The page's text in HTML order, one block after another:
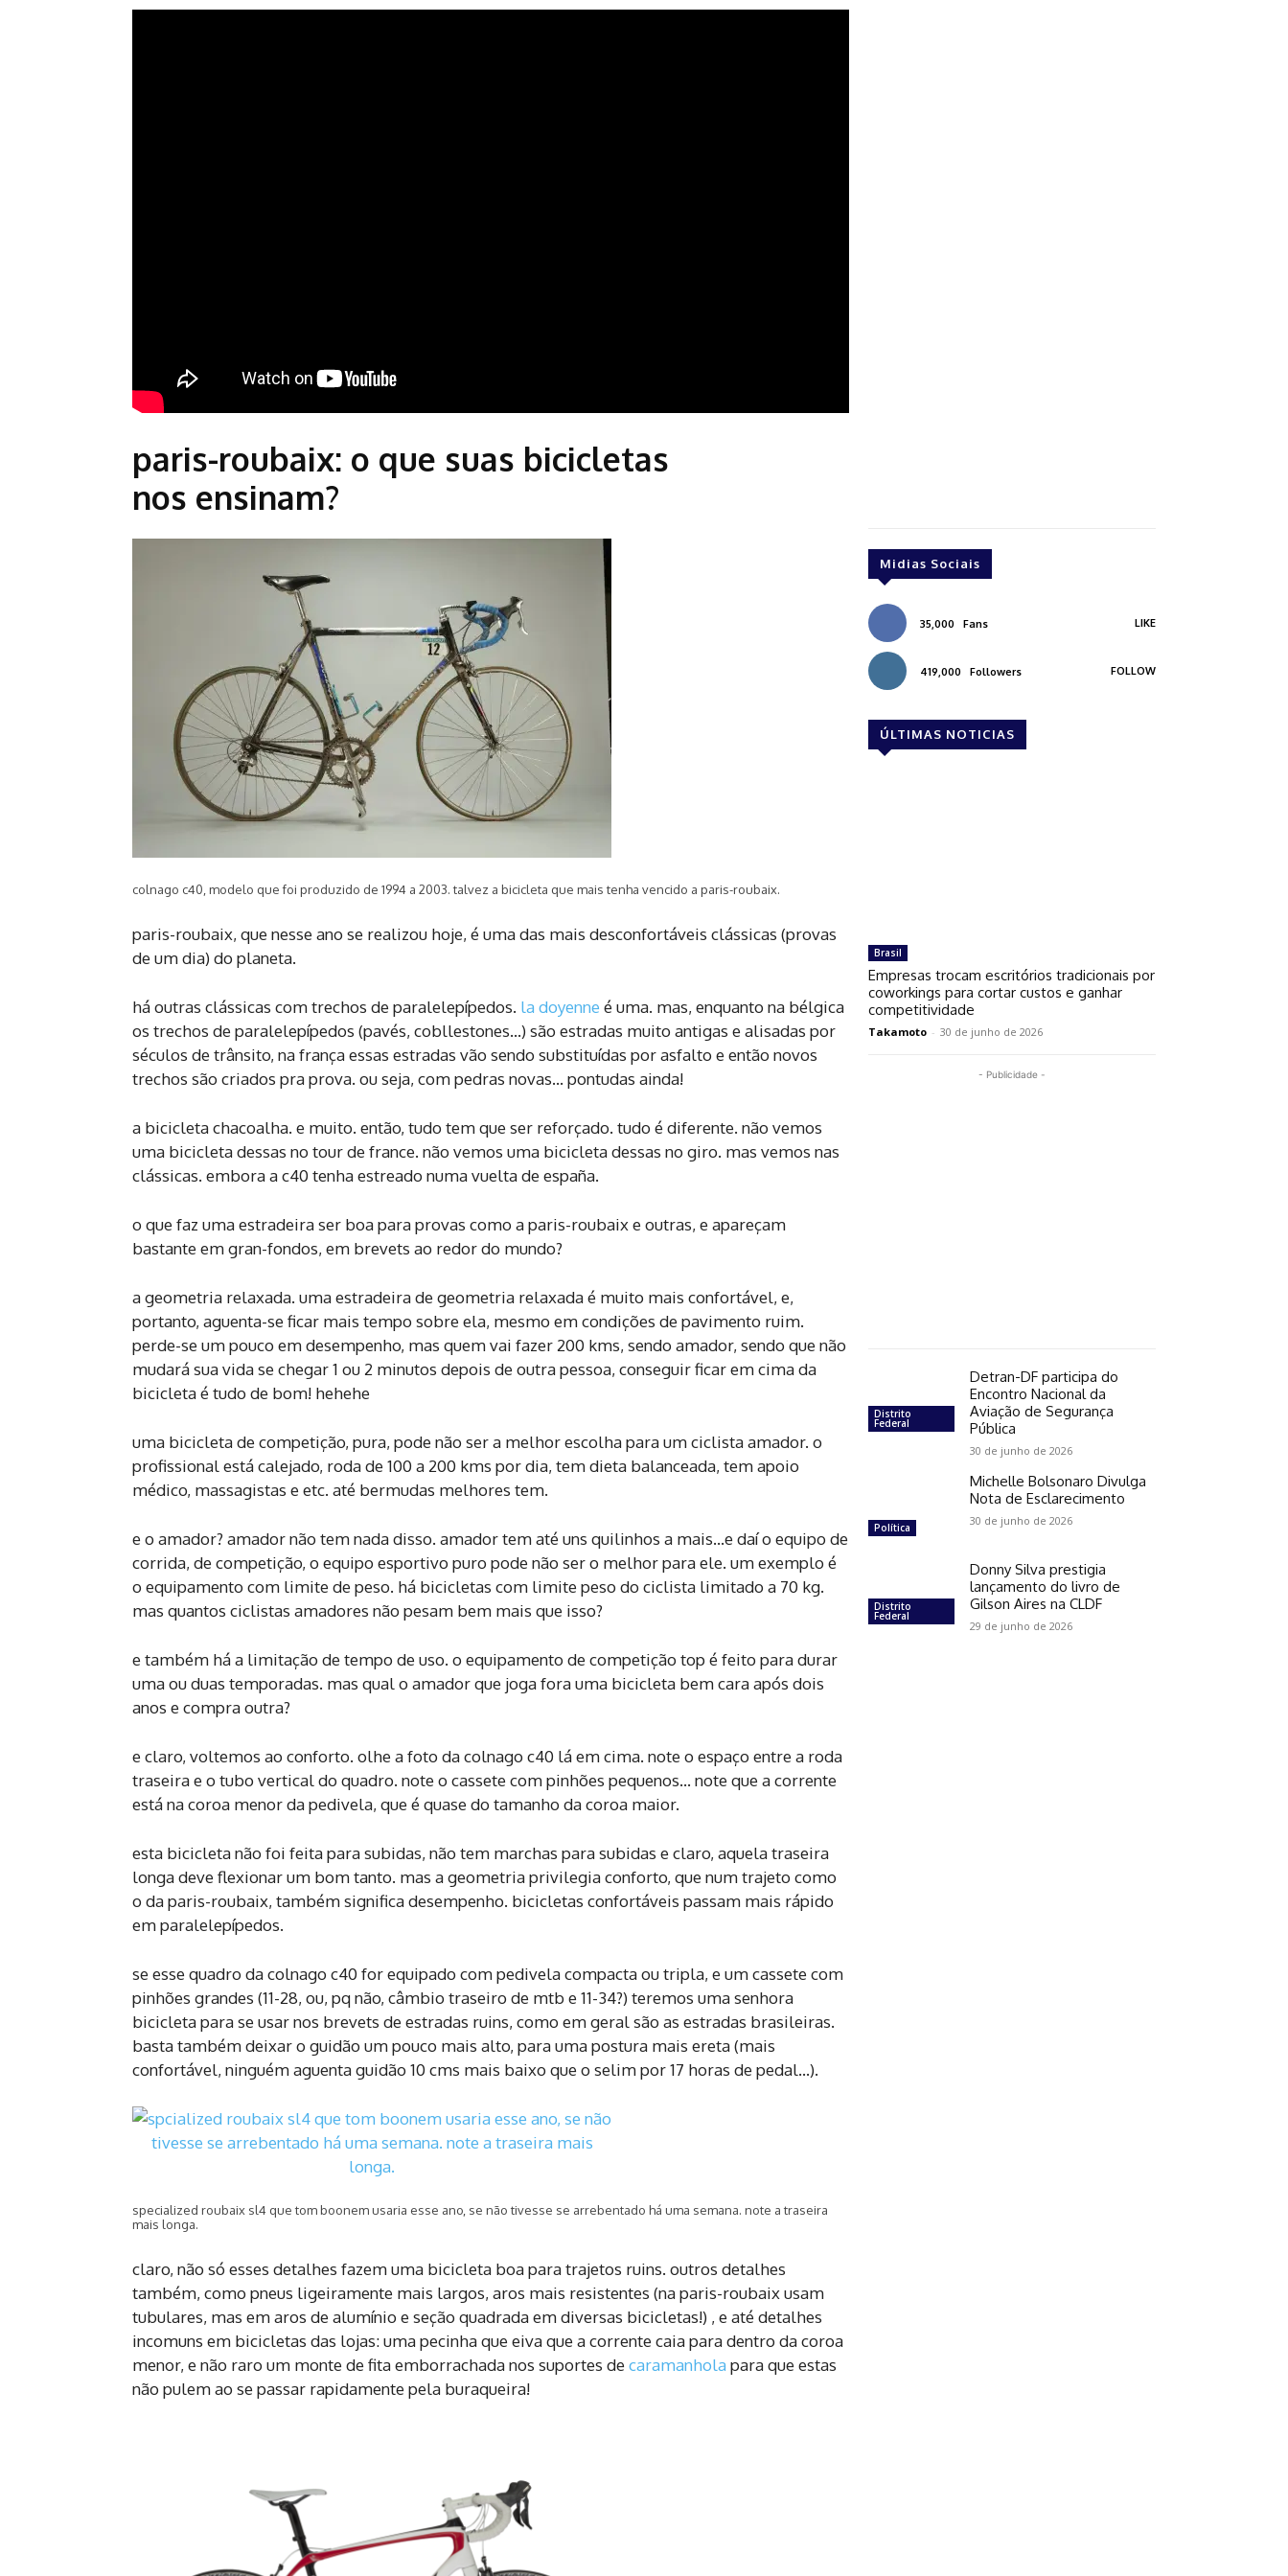
paris-roubaix: o que suas bicicletas
nos ensinam?
colnago c40, modelo que foi produzido de 1994 a 2003. talvez a bicicleta que mais tenha vencido a paris-roubaix.
paris-roubaix, que nesse ano se realizou hoje, é uma das mais desconfortáveis clássicas (provas
de um dia) do planeta.
há outras clássicas com trechos de paralelepípedos. la doyenne é uma. mas, enquanto na bélgica
os trechos de paralelepípedos (pavés, cobllestones…) são estradas muito antigas e alisadas por
séculos de trânsito, na frança essas estradas vão sendo substituídas por asfalto e então novos
trechos são criados pra prova. ou seja, com pedras novas… pontudas ainda!
a bicicleta chacoalha. e muito. então, tudo tem que ser reforçado. tudo é diferente. não vemos
uma bicicleta dessas no tour de france. não vemos uma bicicleta dessas no giro. mas vemos nas
clássicas. embora a c40 tenha estreado numa vuelta de españa.
o que faz uma estradeira ser boa para provas como a paris-roubaix e outras, e apareçam
bastante em gran-fondos, em brevets ao redor do mundo?
a geometria relaxada. uma estradeira de geometria relaxada é muito mais confortável, e,
portanto, aguenta-se ficar mais tempo sobre ela, mesmo em condições de pavimento ruim.
perde-se um pouco em desempenho, mas quem vai fazer 200 kms, sendo amador, sendo que não
mudará sua vida se chegar 1 ou 2 minutos depois de outra pessoa, conseguir ficar em cima da
bicicleta é tudo de bom! hehehe
uma bicicleta de competição, pura, pode não ser a melhor escolha para um ciclista amador. o
profissional está calejado, roda de 100 a 200 kms por dia, tem dieta balanceada, tem apoio
médico, massagistas e etc. até bermudas melhores tem.
e o amador? amador não tem nada disso. amador tem até uns quilinhos a mais…e daí o equipo de
corrida, de competição, o equipo esportivo puro pode não ser o melhor para ele. um exemplo é
o equipamento com limite de peso. há bicicletas com limite peso do ciclista limitado a 70 kg.
mas quantos ciclistas amadores não pesam bem mais que isso?
e também há a limitação de tempo de uso. o equipamento de competição top é feito para durar
uma ou duas temporadas. mas qual o amador que joga fora uma bicicleta bem cara após dois
anos e compra outra?
e claro, voltemos ao conforto. olhe a foto da colnago c40 lá em cima. note o espaço entre a roda
traseira e o tubo vertical do quadro. note o cassete com pinhões pequenos… note que a corrente
está na coroa menor da pedivela, que é quase do tamanho da coroa maior.
esta bicicleta não foi feita para subidas, não tem marchas para subidas e claro, aquela traseira
longa deve flexionar um bom tanto. mas a geometria privilegia conforto, que num trajeto como
o da paris-roubaix, também significa desempenho. bicicletas confortáveis passam mais rápido
em paralelepípedos.
se esse quadro da colnago c40 for equipado com pedivela compacta ou tripla, e um cassete com
pinhões grandes (11-28, ou, pq não, câmbio traseiro de mtb e 11-34?) teremos uma senhora
bicicleta para se usar nos brevets de estradas ruins, como em geral são as estradas brasileiras.
basta também deixar o guidão um pouco mais alto, para uma postura mais ereta (mais
confortável, ninguém aguenta guidão 10 cms mais baixo que o selim por 17 horas de pedal…).
specialized roubaix sl4 que tom boonem usaria esse ano, se não tivesse se arrebentado há uma semana. note a traseira
mais longa.
claro, não só esses detalhes fazem uma bicicleta boa para trajetos ruins. outros detalhes
também, como pneus ligeiramente mais largos, aros mais resistentes (na paris-roubaix usam
tubulares, mas em aros de alumínio e seção quadrada em diversas bicicletas!) , e até detalhes
incomuns em bicicletas das lojas: uma pecinha que eiva que a corrente caia para dentro da coroa
menor, e não raro um monte de fita emborrachada nos suportes decaramanhola para que estas
não pulem ao se passar rapidamente pela buraqueira!
Midias Sociais
35,000 Fans LIKE
419,000 Followers FOLLOW
ÚLTIMAS NOTICIAS
Brasil
Empresas trocam escritórios tradicionais por
coworkings para cortar custos e ganhar
competitividade
Takamoto - 30 de junho de 2026
- Publicidade -
Distrito
Federal
Detran-DF participa do
Encontro Nacional da
Aviação de Segurança
Pública
30 de junho de 2026
Política
Michelle Bolsonaro Divulga
Nota de Esclarecimento
30 de junho de 2026
Distrito
Federal
Donny Silva prestigia
lançamento do livro de
Gilson Aires na CLDF
29 de junho de 2026